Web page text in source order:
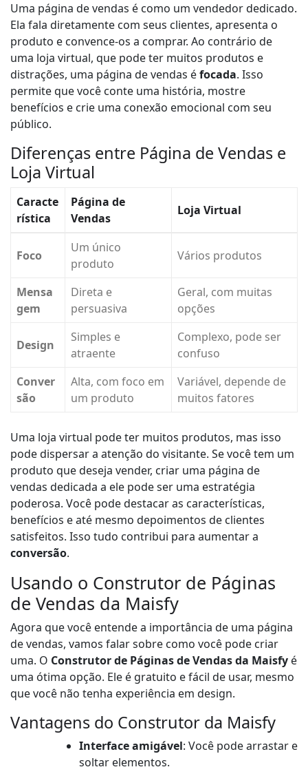
Uma página de vendas é como um vendedor dedicado.
Ela fala diretamente com seus clientes, apresenta o
produto e convence-os a comprar. Ao contrário de
uma loja virtual, que pode ter muitos produtos e
distrações, uma página de vendas éfocada. Isso
permite que você conte uma história, mostre
benefícios e crie uma conexão emocional com seu
público.
Diferenças entre Página de Vendas e
Loja Virtual
Caracte
rística
Página de
Vendas
Loja Virtual
Foco
Um único
produto
Vários produtos
Mensa
gem
Direta e
persuasiva
Geral, com muitas
opções
Design
Simples e
atraente
Complexo, pode ser
confuso
Conver
são
Alta, com foco em
um produto
Variável, depende de
muitos fatores
Uma loja virtual pode ter muitos produtos, mas isso
pode dispersar a atenção do visitante. Se você tem um
produto que deseja vender, criar uma página de
vendas dedicada a ele pode ser uma estratégia
poderosa. Você pode destacar as características,
benefícios e até mesmo depoimentos de clientes
satisfeitos. Isso tudo contribui para aumentar a
conversão.
Usando o Construtor de Páginas
de Vendas da Maisfy
Agora que você entende a importância de uma página
de vendas, vamos falar sobre como você pode criar
uma. O Construtor de Páginas de Vendas da Maisfy é
uma ótima opção. Ele é gratuito e fácil de usar, mesmo
que você não tenha experiência em design.
Vantagens do Construtor da Maisfy
Interface amigável: Você pode arrastar e
soltar elementos.